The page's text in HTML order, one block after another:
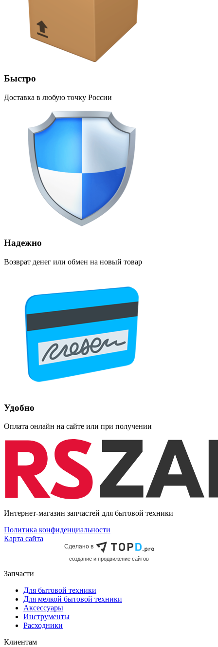
Быстро
Доставка в любую точку России
Надежно
Возврат денег или обмен на новый товар
Удобно
Оплата онлайн на сайте или при получении
Интернет-магазин запчастей для бытовой техники
Политика конфиденциальности
Карта сайта
Сделано в
cоздание и продвижение сайтов
Запчасти
Для бытовой техники
Для мелкой бытовой техники
Аксессуары
Инструменты
Расходники
Клиентам